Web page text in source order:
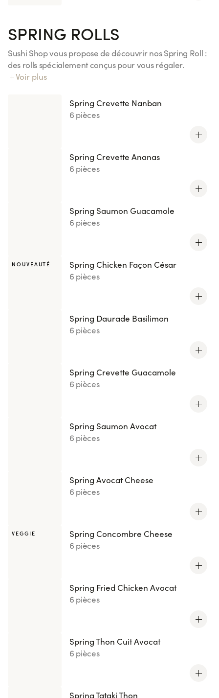
SPRING ROLLS
Sushi Shop vous propose de découvrir nos Spring Roll :
des rolls spécialement conçus pour vous régaler.
Laissez vous tenter par nos recettes originales de roll
Voir plus
Spring Crevette Nanban
6 pièces
Spring Crevette Ananas
6 pièces
Spring Saumon Guacamole
6 pièces
NOUVEAUTÉ
Spring Chicken Façon César
6 pièces
Spring Daurade Basilimon
6 pièces
Spring Crevette Guacamole
6 pièces
Spring Saumon Avocat
6 pièces
Spring Avocat Cheese
6 pièces
VEGGIE
Spring Concombre Cheese
6 pièces
Spring Fried Chicken Avocat
6 pièces
Spring Thon Cuit Avocat
6 pièces
Spring Tataki Thon